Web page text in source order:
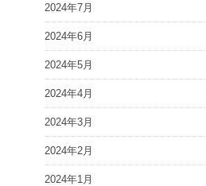
2024年7月
2024年6月
2024年5月
2024年4月
2024年3月
2024年2月
2024年1月